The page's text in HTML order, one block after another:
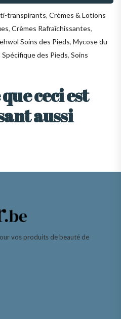
transpirants, Crèmes & Lotions
, Crèmes Rafraîchissantes,
Soins des Pieds, Mycose du
Spécifique des Pieds, Soins
ceci est
aussi
vos produits de beauté de